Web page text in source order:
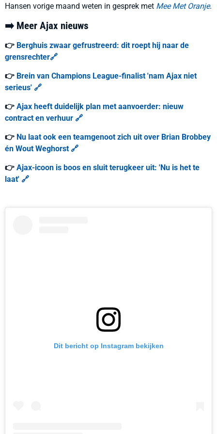
Hansen vorige maand weten in gesprek met Mee Met Oranje.
➡️ Meer Ajax nieuws
👉 Berghuis zwaar gefrustreerd: dit roept hij naar de
grensrechter🔗
👉 Brein van Champions League-finalist 'nam Ajax niet
serieus' 🔗
👉 Ajax heeft duidelijk plan met aanvoerder: nieuw
contract en verhuur 🔗
👉 Nu laat ook een teamgenoot zich uit over Brian Brobbey
én Wout Weghorst 🔗
👉 Ajax-icoon is boos en sluit terugkeer uit: 'Nu is het te
laat' 🔗
Dit bericht op Instagram bekijken